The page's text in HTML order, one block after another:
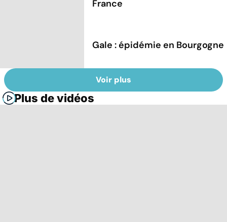
France
Gale : épidémie en Bourgogne
Voir plus
Plus de vidéos